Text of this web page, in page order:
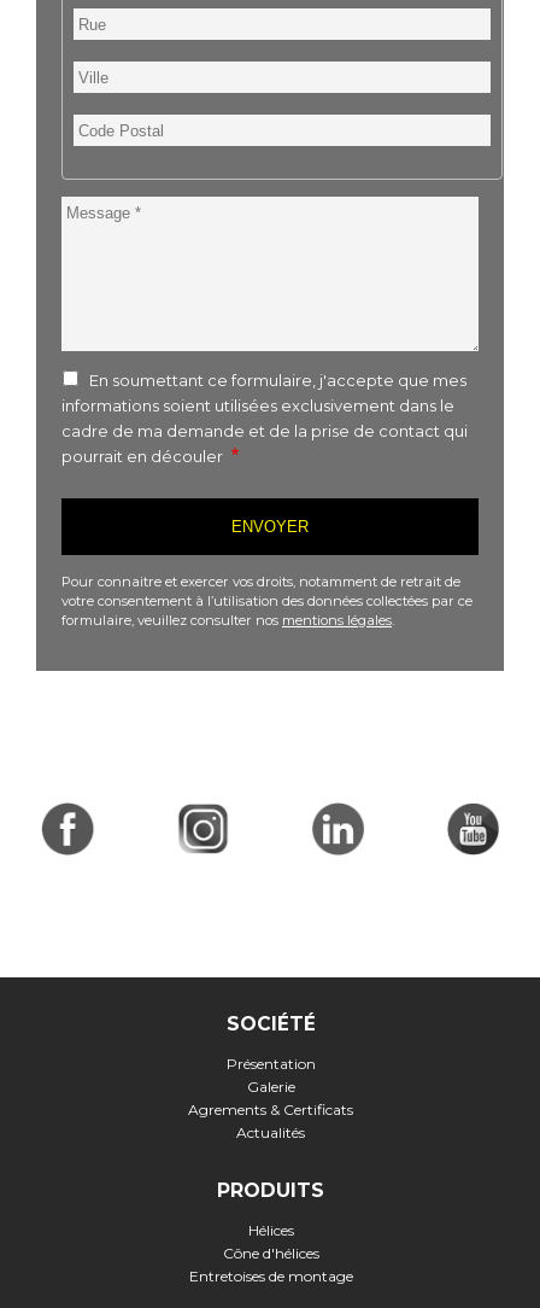
Rue
Ville
Code
Postal
Message
En soumettant ce formulaire, j'accepte que mes
informations soient utilisées exclusivement dans le
cadre de ma demande et de la prise de contact qui
pourrait en découler
Pour connaitre et exercer vos droits, notamment de retrait de
votre consentement à l’utilisation des données collectées par ce
formulaire, veuillez consulter nos mentions légales
SOCIÉTÉ
Présentation
Galerie
Agrements & Certificats
Actualités
PRODUITS
Hélices
Cône d'hélices
Entretoises de montage